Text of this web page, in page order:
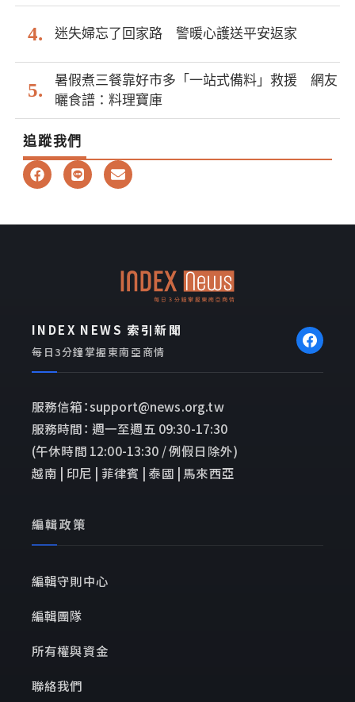
迷失婦忘了回家路 警暖心護送平安返家
暑假煮三餐靠好市多「一站式備料」救援 網友
曬食譜：料理寶庫
追蹤我們
F
a
b
L
i
E
n
l
INDEX NEWS 索引新聞
每日3分鐘掌握東南亞商情
服務信箱：support@news.org.tw
服務時間： 週一至週五 09:30-17:30
(午休時間 12:00-13:30 / 例假日除外)
越南 | 印尼 | 菲律賓 | 泰國 | 馬來西亞
編輯政策
編輯守則中心
編輯團隊
所有權與資金
聯絡我們